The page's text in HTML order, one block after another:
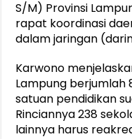
S/M) Provinsi
rapat koordinasi
dalam jaringan
Karwono
Lampung berjumlah
satuan pendidikan
Rinciannya 238
lainnya harus